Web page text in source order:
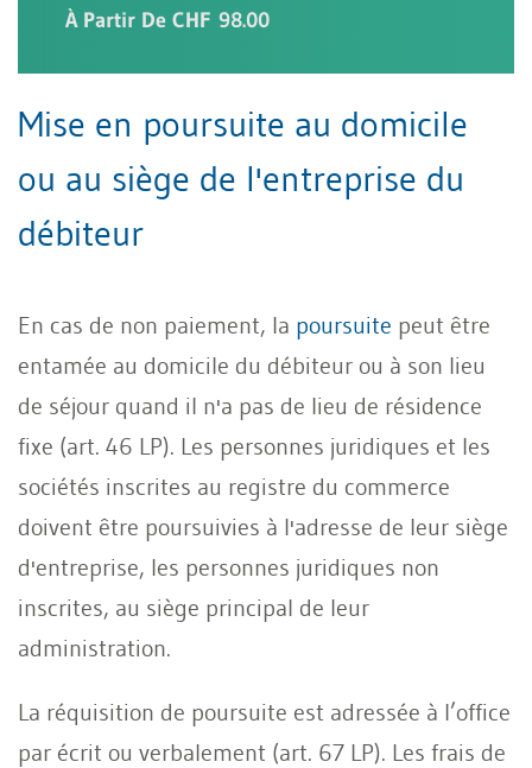
À Partir De CHF 98.00
Mise en poursuite au domicile
ou au siège de l'entreprise du
débiteur
En cas de non paiement, la poursuite peut être
entamée au domicile du débiteur ou à son lieu
de séjour quand il n'a pas de lieu de résidence
fixe (art. 46 LP). Les personnes juridiques et les
sociétés inscrites au registre du commerce
doivent être poursuivies à l'adresse de leur siège
d'entreprise, les personnes juridiques non
inscrites, au siège principal de leur
administration.
La réquisition de poursuite est adressée à l’office
par écrit ou verbalement (art. 67 LP). Les frais de